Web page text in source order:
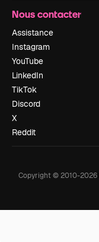
Nous contacter
Assistance
Instagram
YouTube
LinkedIn
TikTok
Discord
X
Reddit
Copyright © 2010-2026